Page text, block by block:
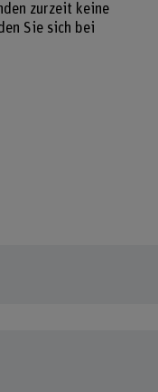
zurzeit keine
Sie sich bei